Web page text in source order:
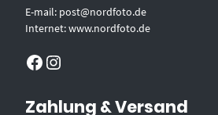
E-mail: post@nordfoto.de
Internet: www.nordfoto.de
Facebook Instagram
Zahlung & Versand